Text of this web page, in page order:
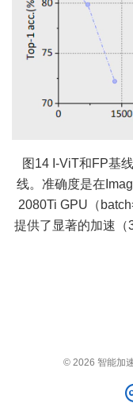
图14 I-ViT和FP基
线。准确度是在
2080Ti GPU（
提供了显著的加速（
© 2026 智能加